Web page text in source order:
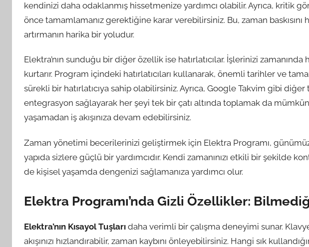
kendinizi daha odaklanmış hissetmenize yardımcı olabilir. Ayrıca, kritik
önce tamamlamanız gerektiğine karar verebilirsiniz. Bu, zaman
artırmanın harika bir yoludur.
Elektra’nın sunduğu bir diğer özellik ise hatırlatıcılar. İşlerinizi
kurtarır. Program içindeki hatırlatıcıları kullanarak, önemli tarihler ve
sürekli bir hatırlatıcıya sahip olabilirsiniz. Ayrıca, Google Takvim gibi
entegrasyon sağlayarak her şeyi tek bir çatı altında toplamak da
yaşamadan iş akışınıza devam edebilirsiniz.
Zaman yönetimi becerilerinizi geliştirmek için Elektra Programı, günümüz
yapıda sizlere güçlü bir yardımcıdır. Kendi zamanınızı etkili bir şekilde
de kişisel yaşamda dengenizi sağlamanıza yardımcı olur.
Elektra Programı’nda Gizli Özellikler:
Elektra’nın Kısayol Tuşları daha verimli bir çalışma deneyimi sunar.
akışınızı hızlandırabilir, zaman kaybını önleyebilirsiniz. Hangi sık